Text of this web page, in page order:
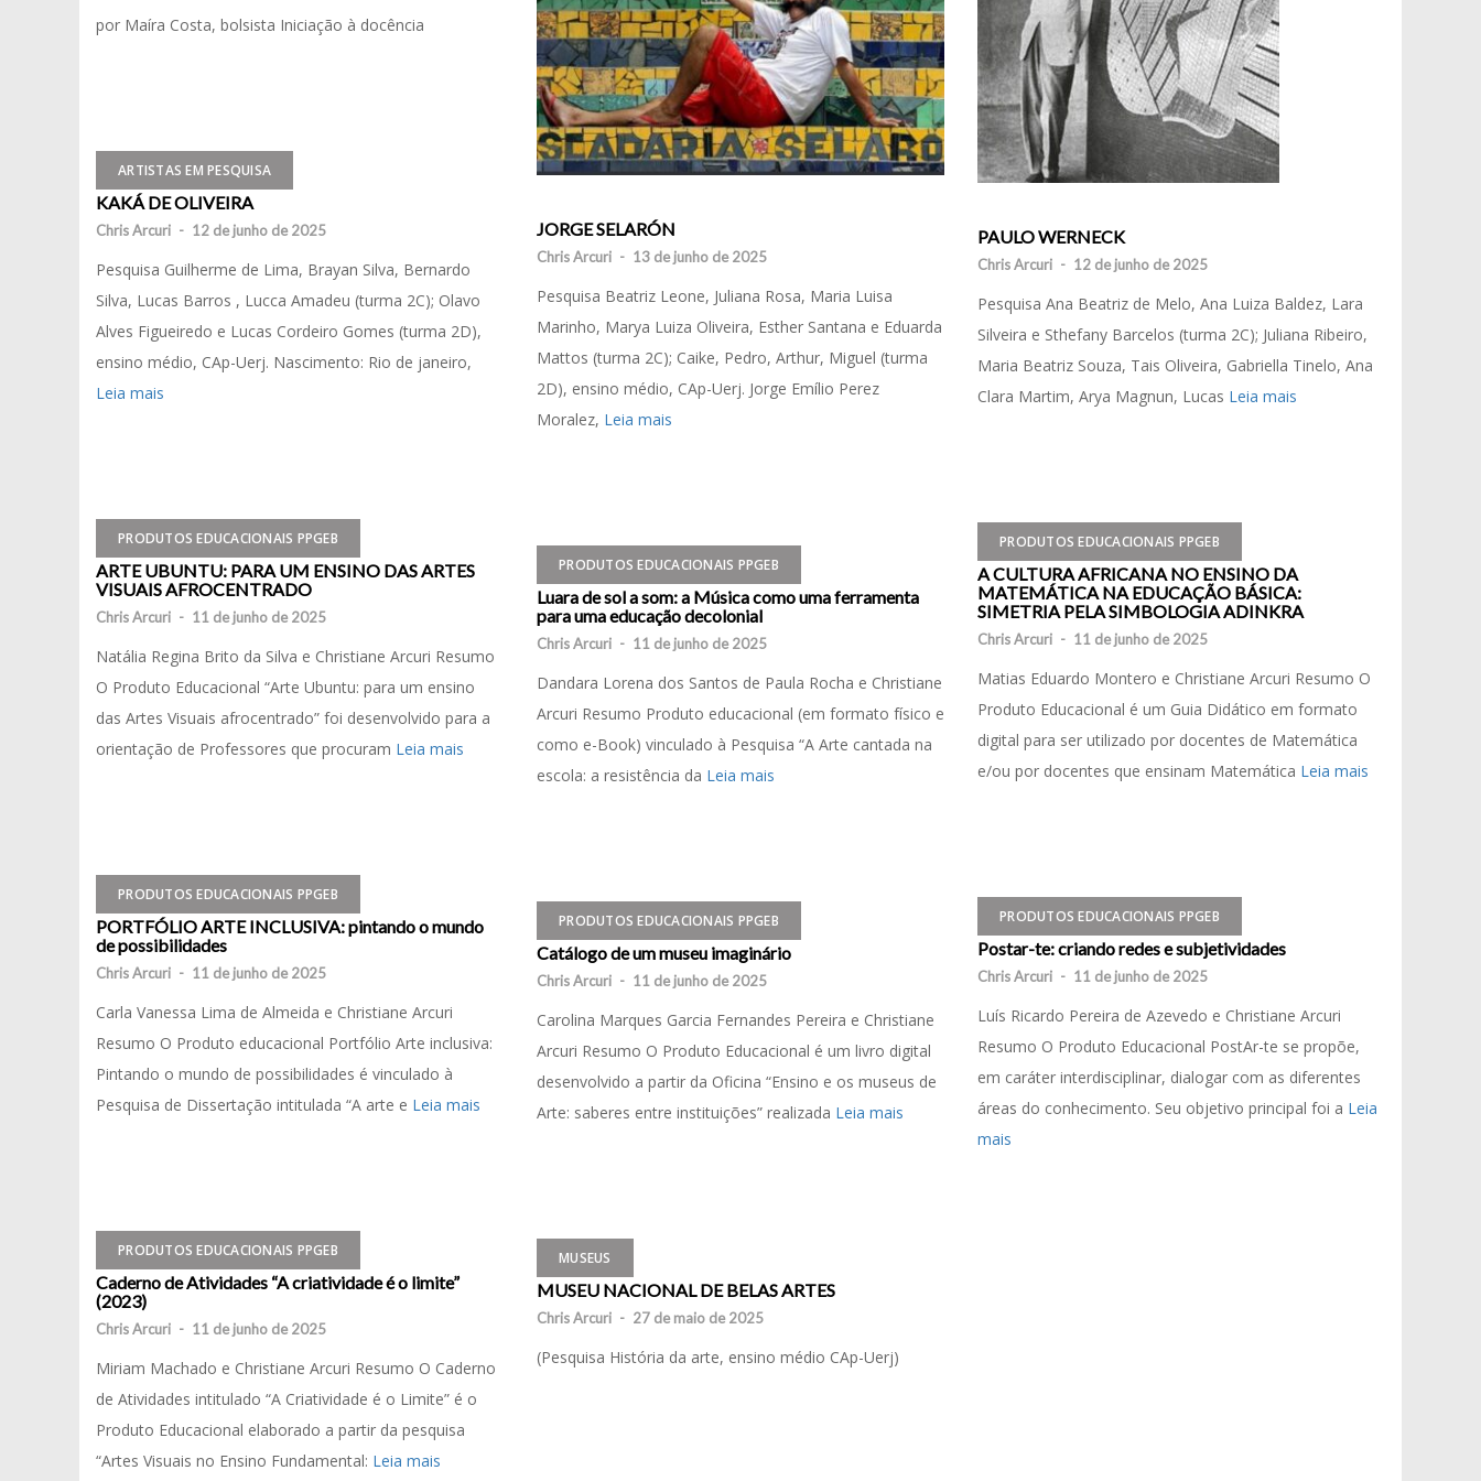
por Maíra Costa, bolsista Iniciação à docência
JORGE SELARÓN
Chris Arcuri - 13 de junho de 2025
Pesquisa Beatriz Leone, Juliana Rosa, Maria Luisa
Marinho, Marya Luiza Oliveira, Esther Santana e Eduarda
Mattos (turma 2C); Caike, Pedro, Arthur, Miguel (turma
2D), ensino médio, CAp-Uerj. Jorge Emílio Perez
Moralez, Leia mais
PAULO WERNECK
Chris Arcuri - 12 de junho de 2025
Pesquisa Ana Beatriz de Melo, Ana Luiza Baldez, Lara
Silveira e Sthefany Barcelos (turma 2C); Juliana Ribeiro,
Maria Beatriz Souza, Tais Oliveira, Gabriella Tinelo, Ana
Clara Martim, Arya Magnun, Lucas Leia mais
ARTISTAS EM PESQUISA
KAKÁ DE OLIVEIRA
Chris Arcuri - 12 de junho de 2025
Pesquisa Guilherme de Lima, Brayan Silva, Bernardo
Silva, Lucas Barros , Lucca Amadeu (turma 2C); Olavo
Alves Figueiredo e Lucas Cordeiro Gomes (turma 2D),
ensino médio, CAp-Uerj. Nascimento: Rio de janeiro,
Leia mais
PRODUTOS EDUCACIONAIS PPGEB
ARTE UBUNTU: PARA UM ENSINO DAS ARTES
VISUAIS AFROCENTRADO
Chris Arcuri - 11 de junho de 2025
Natália Regina Brito da Silva e Christiane Arcuri Resumo
O Produto Educacional “Arte Ubuntu: para um ensino
das Artes Visuais afrocentrado” foi desenvolvido para a
orientação de Professores que procuram Leia mais
PRODUTOS EDUCACIONAIS PPGEB
A CULTURA AFRICANA NO ENSINO DA
MATEMÁTICA NA EDUCAÇÃO BÁSICA:
SIMETRIA PELA SIMBOLOGIA ADINKRA
Chris Arcuri - 11 de junho de 2025
Matias Eduardo Montero e Christiane Arcuri Resumo O
Produto Educacional é um Guia Didático em formato
digital para ser utilizado por docentes de Matemática
e/ou por docentes que ensinam Matemática Leia mais
PRODUTOS EDUCACIONAIS PPGEB
Luara de sol a som: a Música como uma ferramenta
para uma educação decolonial
Chris Arcuri - 11 de junho de 2025
Dandara Lorena dos Santos de Paula Rocha e Christiane
Arcuri Resumo Produto educacional (em formato físico e
como e-Book) vinculado à Pesquisa “A Arte cantada na
escola: a resistência da Leia mais
PRODUTOS EDUCACIONAIS PPGEB
PORTFÓLIO ARTE INCLUSIVA: pintando o mundo
de possibilidades
Chris Arcuri - 11 de junho de 2025
Carla Vanessa Lima de Almeida e Christiane Arcuri
Resumo O Produto educacional Portfólio Arte inclusiva:
Pintando o mundo de possibilidades é vinculado à
Pesquisa de Dissertação intitulada “A arte e Leia mais
PRODUTOS EDUCACIONAIS PPGEB
Postar-te: criando redes e subjetividades
Chris Arcuri - 11 de junho de 2025
Luís Ricardo Pereira de Azevedo e Christiane Arcuri
Resumo O Produto Educacional PostAr-te se propõe,
em caráter interdisciplinar, dialogar com as diferentes
áreas do conhecimento. Seu objetivo principal foi a Leia
mais
PRODUTOS EDUCACIONAIS PPGEB
Catálogo de um museu imaginário
Chris Arcuri - 11 de junho de 2025
Carolina Marques Garcia Fernandes Pereira e Christiane
Arcuri Resumo O Produto Educacional é um livro digital
desenvolvido a partir da Oficina “Ensino e os museus de
Arte: saberes entre instituições” realizada Leia mais
PRODUTOS EDUCACIONAIS PPGEB
Caderno de Atividades “A criatividade é o limite”
(2023)
Chris Arcuri - 11 de junho de 2025
Miriam Machado e Christiane Arcuri Resumo O Caderno
de Atividades intitulado “A Criatividade é o Limite” é o
Produto Educacional elaborado a partir da pesquisa
“Artes Visuais no Ensino Fundamental: Leia mais
MUSEUS
MUSEU NACIONAL DE BELAS ARTES
Chris Arcuri - 27 de maio de 2025
(Pesquisa História da arte, ensino médio CAp-Uerj)